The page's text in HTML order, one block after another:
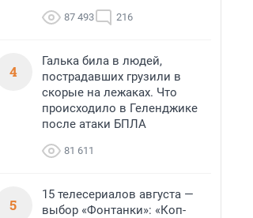
87 493 216
4
Галька била в людей,
пострадавших грузили в
скорые на лежаках. Что
происходило в Геленджике
после атаки БПЛА
81 611
5
15 телесериалов августа —
выбор «Фонтанки»: «Коп-